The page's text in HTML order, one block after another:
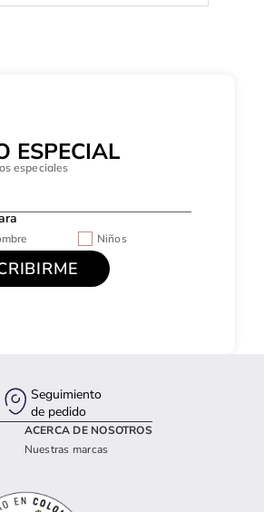
ESPECIAL
especiales
Niños
Seguimiento
de pedido
ACERCA DE NOSOTROS
Nuestras marcas